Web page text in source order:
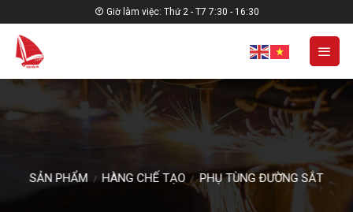
to
content
Giờ làm việc: Thứ 2 - T7 7:30 - 16:30
SẢN PHẨM / HÀNG CHẾ TẠO / PHỤ TÙNG ĐƯỜNG SẮT